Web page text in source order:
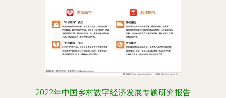
2022年中国乡村数字经济发展专题研究报告